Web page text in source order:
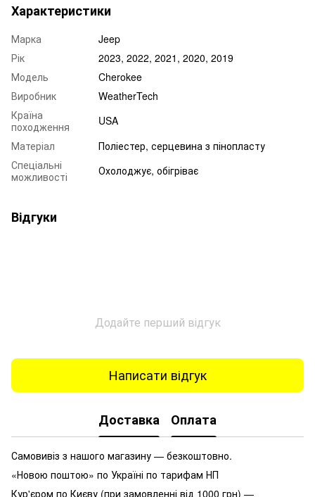
Характеристики
Марка
Jeep
Рік
2023, 2022, 2021, 2020, 2019
Модель
Cherokee
Виробник
WeatherTech
Країна
походження
USA
Матеріал
Поліестер, серцевина з пінопласту
Спеціальні
можливості
Охолоджує, обігріває
Відгуки
Додайте перший відгук
Написати відгук
Доставка Оплата
Самовивіз з нашого магазину — безкоштовно.
«Новою поштою» по Україні по тарифам НП
Кур'єром по Києву (при замовленні від 1000 грн) —